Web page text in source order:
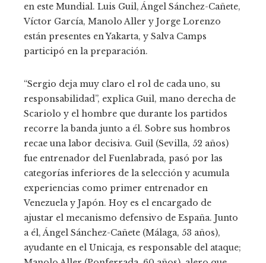
en este Mundial. Luis Guil, Ángel Sánchez-Cañete,
Víctor García, Manolo Aller y Jorge Lorenzo
están presentes en Yakarta, y Salva Camps
participó en la preparación.
“Sergio deja muy claro el rol de cada uno, su
responsabilidad”, explica Guil, mano derecha de
Scariolo y el hombre que durante los partidos
recorre la banda junto a él. Sobre sus hombros
recae una labor decisiva. Guil (Sevilla, 52 años)
fue entrenador del Fuenlabrada, pasó por las
categorías inferiores de la selección y acumula
experiencias como primer entrenador en
Venezuela y Japón. Hoy es el encargado de
ajustar el mecanismo defensivo de España. Junto
a él, Ángel Sánchez-Cañete (Málaga, 53 años),
ayudante en el Unicaja, es responsable del ataque;